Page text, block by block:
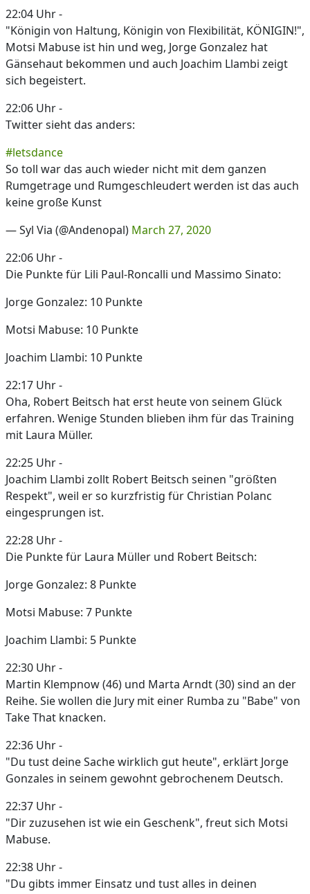
22:04 Uhr -
"Königin von Haltung, Königin von Flexibilität, KÖNIGIN!",
Motsi Mabuse ist hin und weg, Jorge Gonzalez hat
Gänsehaut bekommen und auch Joachim Llambi zeigt
sich begeistert.
22:06 Uhr -
Twitter sieht das anders:
#letsdance
So toll war das auch wieder nicht mit dem ganzen
Rumgetrage und Rumgeschleudert werden ist das auch
keine große Kunst
— Syl Via (@Andenopal) March 27, 2020
22:06 Uhr -
Die Punkte für Lili Paul-Roncalli und Massimo Sinato:
Jorge Gonzalez: 10 Punkte
Motsi Mabuse: 10 Punkte
Joachim Llambi: 10 Punkte
22:17 Uhr -
Oha, Robert Beitsch hat erst heute von seinem Glück
erfahren. Wenige Stunden blieben ihm für das Training
mit Laura Müller.
22:25 Uhr -
Joachim Llambi zollt Robert Beitsch seinen "größten
Respekt", weil er so kurzfristig für Christian Polanc
eingesprungen ist.
22:28 Uhr -
Die Punkte für Laura Müller und Robert Beitsch:
Jorge Gonzalez: 8 Punkte
Motsi Mabuse: 7 Punkte
Joachim Llambi: 5 Punkte
22:30 Uhr -
Martin Klempnow (46) und Marta Arndt (30) sind an der
Reihe. Sie wollen die Jury mit einer Rumba zu "Babe" von
Take That knacken.
22:36 Uhr -
"Du tust deine Sache wirklich gut heute", erklärt Jorge
Gonzales in seinem gewohnt gebrochenem Deutsch.
22:37 Uhr -
"Dir zuzusehen ist wie ein Geschenk", freut sich Motsi
Mabuse.
22:38 Uhr -
"Du gibts immer Einsatz und tust alles in deinen